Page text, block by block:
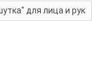
для лица и рук